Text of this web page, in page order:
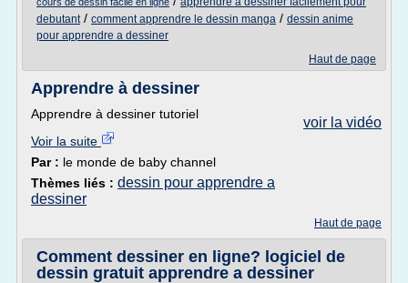
debutant/ comment apprendre le dessin manga / dessin anime
pour apprendre a dessiner
Haut de page
Apprendre à dessiner
voir la vidéo
Apprendre à dessiner tutoriel
Voir la suite
Par : le monde de baby channel
Thèmes liés : dessin pour apprendre a
dessiner
Haut de page
Comment dessiner en ligne? logiciel de
dessin gratuit apprendre a dessiner